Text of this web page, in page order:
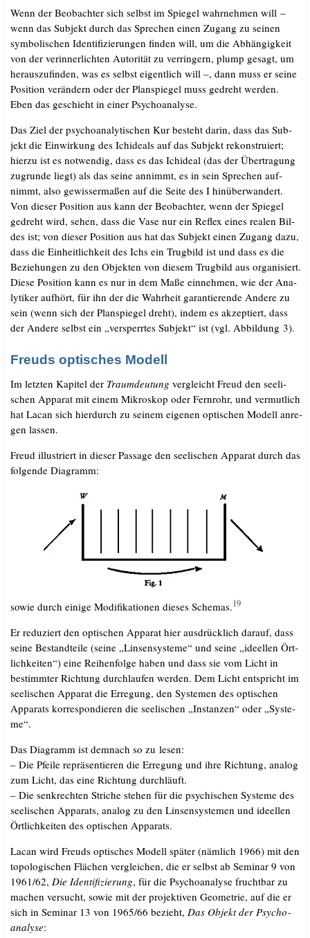
Wenn der Beob­ach­ter sich selbst im Spie­gel wahr­neh­men will –
wenn das Sub­jekt durch das Spre­chen einen Zugang zu sei­nen
sym­bo­li­schen Iden­ti­fi­zie­run­gen fin­den will, um die Abhän­gig­keit
von der ver­in­ner­lich­ten Auto­ri­tät zu ver­rin­gern, plump gesagt, um
her­aus­zu­fin­den, was es selbst eigent­lich will –, dann muss er sei­ne
Posi­ti­on ver­än­dern oder der Plan­spie­gel muss gedreht wer­den.
Eben das geschieht in einer Psychoanalyse.
Das Ziel der psy­cho­ana­ly­ti­schen Kur besteht dar­in, dass das Sub­
jekt die Ein­wir­kung des Ichide­als auf das Sub­jekt rekon­stru­iert;
hier­zu ist es not­wen­dig, dass es das Ichide­al (das der Über­tra­gung
zugrun­de liegt) als das sei­ne annimmt, es in sein Spre­chen auf­
nimmt, also gewis­ser­ma­ßen auf die Sei­te des I hin­über­wan­dert.
Von die­ser Posi­ti­on aus kann der Beob­ach­ter, wenn der Spie­gel
gedreht wird, sehen, dass die Vase nur ein Reflex eines rea­len Bil­
des ist; von die­ser Posi­ti­on aus hat das Sub­jekt einen Zugang dazu,
dass die Ein­heit­lich­keit des Ichs ein Trug­bild ist und dass es die
Bezie­hun­gen zu den Objek­ten von die­sem Trug­bild aus orga­ni­siert.
Die­se Posi­ti­on kann es nur in dem Maße ein­neh­men, wie der Ana­
ly­ti­ker auf­hört, für ihn der die Wahr­heit garan­tie­ren­de Ande­re zu
sein (wenn sich der Plan­spie­gel dreht), indem es akzep­tiert, dass
der Ande­re selbst ein „ver­sperr­tes Sub­jekt“ ist (vgl. Abbil­dung 3).
Freuds optisches Modell
Im letz­ten Kapi­tel der Traum­deu­tung ver­gleicht Freud den see­li­
schen Appa­rat mit einem Mikro­skop oder Fern­rohr, und ver­mut­lich
hat Lacan sich hier­durch zu sei­nem eige­nen opti­schen Modell anre­
gen lassen.
Freud illus­triert in die­ser Pas­sa­ge den see­li­schen Appa­rat durch das
fol­gen­de Diagramm:
sowie durch eini­ge Modi­fi­ka­tio­nen die­ses Sche­mas.19
Er redu­ziert den opti­schen Appa­rat hier aus­drück­lich dar­auf, dass
sei­ne Bestand­tei­le (sei­ne „Lin­sen­sys­te­me“ und sei­ne „ideel­len Ört­
lich­kei­ten“) eine Rei­hen­fol­ge haben und dass sie vom Licht in
bestimm­ter Rich­tung durch­lau­fen wer­den. Dem Licht ent­spricht im
see­li­schen Appa­rat die Erre­gung, den Sys­te­men des opti­schen
Appa­rats kor­re­spon­die­ren die see­li­schen „Instan­zen“ oder „Sys­te­
me“.
Das Dia­gramm ist dem­nach so zu lesen:
– Die Pfei­le reprä­sen­tie­ren die Erre­gung und ihre Rich­tung, ana­log
zum Licht, das eine Rich­tung durchläuft.
– Die senk­rech­ten Stri­che ste­hen für die psy­chi­schen Sys­te­me des
see­li­schen Appa­rats, ana­log zu den Lin­sen­sys­te­men und ideel­len
Ört­lich­kei­ten des opti­schen Apparats.
Lacan wird Freuds opti­sches Modell spä­ter (näm­lich 1966) mit den
topo­lo­gi­schen Flä­chen ver­glei­chen, die er selbst ab Semi­nar 9 von
1961/​62, Die Iden­ti­fi­zie­rung, für die Psy­cho­ana­ly­se frucht­bar zu
machen ver­sucht, sowie mit der pro­jek­ti­ven Geo­me­trie, auf die er
sich in Semi­nar 13 von 1965/​66 bezieht, Das Objekt der Psy­cho­
ana­ly­se: